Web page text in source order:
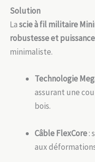
Solution
Lascie à fil militaire
robustesse et
minimaliste.
Technologie
assurant une
bois.
Câble FlexCore:
aux